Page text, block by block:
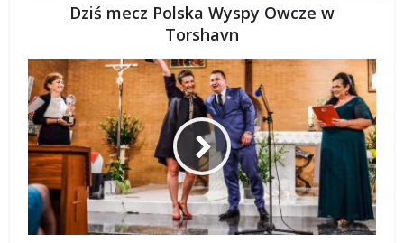
Dziś mecz Polska Wyspy Owcze w
Torshavn